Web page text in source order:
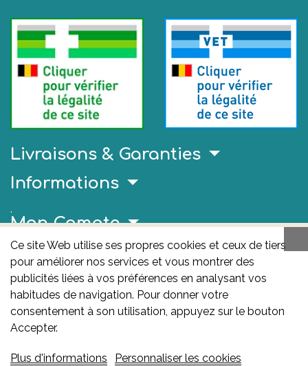
Livraisons & Garanties
Ce site Web utilise ses propres cookies et ceux de tiers
pour améliorer nos services et vous montrer des
publicités liées à vos préférences en analysant vos
habitudes de navigation. Pour donner votre
consentement à son utilisation, appuyez sur le bouton
Accepter.
Plus d'informations Personnaliser les cookies
Informations
.
Mon Compte
Liens Utiles
AFMPS
L'AFMPS est l’autorité compétente en matière de
médicaments et de produits de santé en Belgique. Ce
médicaments et des produits de santé – afmps